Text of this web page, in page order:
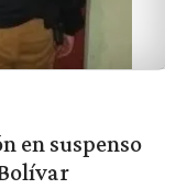
en suspenso